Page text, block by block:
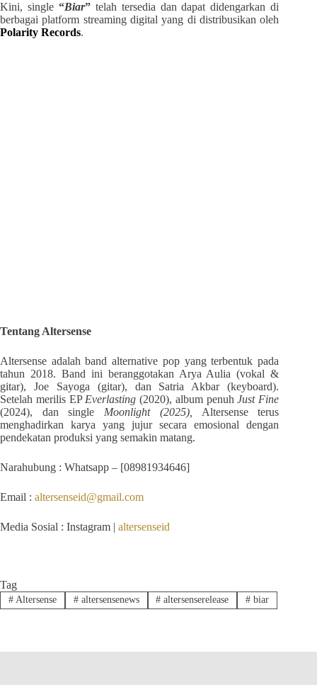
Kini, single “Biar” telah tersedia dan dapat didengarkan di
berbagai platform streaming digital yang di distribusikan oleh
Polarity Records.
Tentang Altersense
Altersense adalah band alternative pop yang terbentuk pada
tahun 2018. Band ini beranggotakan Arya Aulia (vokal &
gitar), Joe Sayoga (gitar), dan Satria Akbar (keyboard).
Setelah merilis EP Everlasting (2020), album penuhJust Fine
(2024), dan single Moonlight (2025),
Altersense terus
menghadirkan karya yang jujur secara emosional dengan
pendekatan produksi yang semakin matang.
Narahubung : Whatsapp – [08981934646]
Email : altersenseid@gmail.com
Media Sosial : Instagram | altersenseid
Tag
#Altersense #altersensenews # altersenserelease # biar